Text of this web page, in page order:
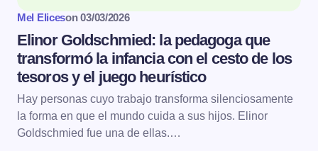
Mel Eliceson 03/03/2026
Elinor Goldschmied: la pedagoga que
transformó la infancia con el cesto de los
tesoros y el juego heurístico
Hay personas cuyo trabajo transforma silenciosamente
la forma en que el mundo cuida a sus hijos. Elinor
Goldschmied fue una de ellas.…